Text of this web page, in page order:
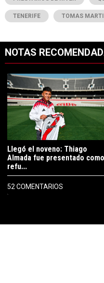
TENERIFE TOMAS
NOTAS
Un artículo de tendencia con
Llegó el noveno: Thiago
Almada fue presentado como
refu...
52 COMENTARIOS